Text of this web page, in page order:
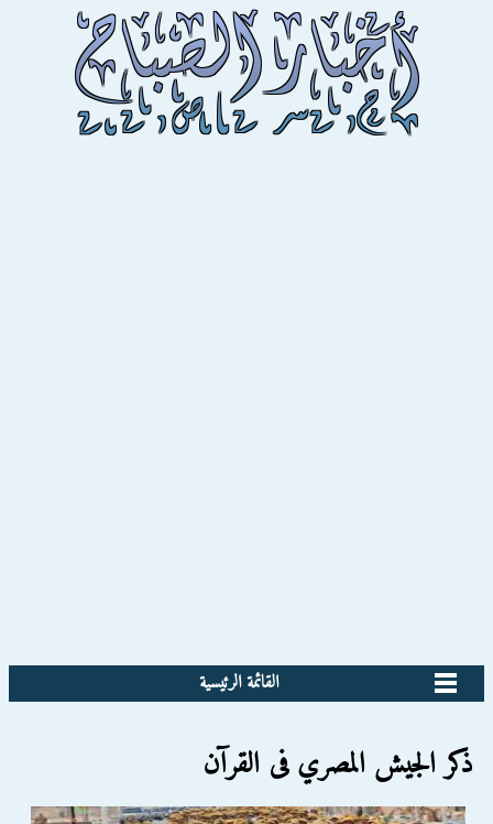
القائمة الرئيسية
ذكر الجيش المصري فى القرآن